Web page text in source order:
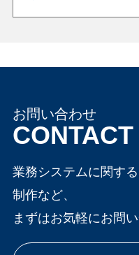
お問い合わせ
CONTACT
業務システムに関す
制作など、
まずはお気軽にお問